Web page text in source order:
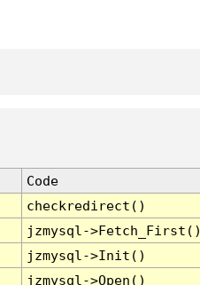
Code
checkredirect()
jzmysql-
jzmysql->Init()
jzmysql->Open()